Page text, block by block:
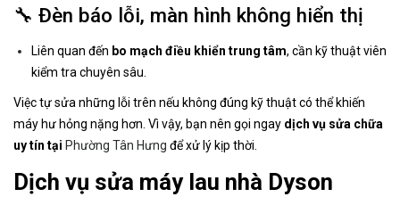
🔧 Đèn báo lỗi, màn hình không hiển thị
Liên quan đến bo mạch điều khiển trung tâm, cần kỹ thuật viên
kiểm tra chuyên sâu.
Việc tự sửa những lỗi trên nếu không đúng kỹ thuật có thể khiến
máy hư hỏng nặng hơn. Vì vậy, bạn nên gọi ngay dịch vụ sửa chữa
uy tín tại Phường Tân Hưng để xử lý kịp thời.
Dịch vụ sửa máy lau nhà Dyson